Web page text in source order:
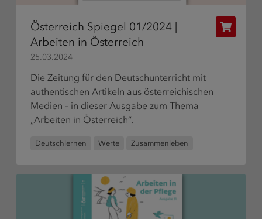
Österreich Spiegel 01/2024 |
Arbeiten in Österreich
25.03.2024
Die Zeitung für den Deutschunterricht mit
authentischen Artikeln aus österreichischen
Medien – in dieser Ausgabe zum Thema
„Arbeiten in Österreich“.
Deutschlernen Werte Zusammenleben